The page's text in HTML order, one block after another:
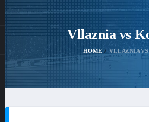
Vllaznia vs
HOME VLLAZNIA VS